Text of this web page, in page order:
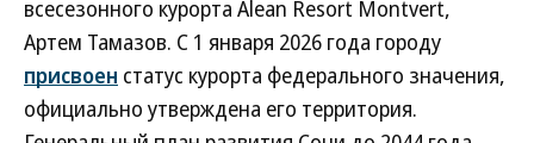
всесезонного курорта Alean Resort Montvert,
Артем Тамазов. С 1 января 2026 года городу
присвоен статус курорта федерального значения,
официально утверждена его территория.